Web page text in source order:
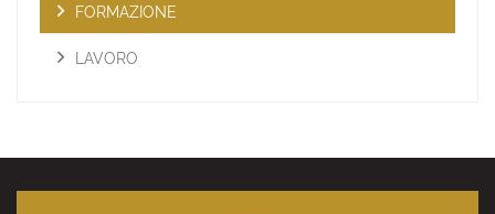
FORMAZIONE
LAVORO